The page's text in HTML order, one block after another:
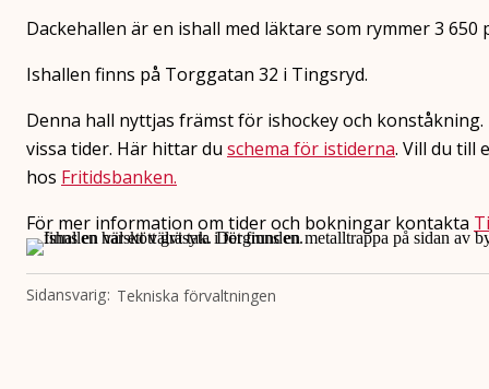
Dackehallen är en ishall med läktare som rymmer 3 650
Ishallen finns på Torggatan 32 i Tingsryd.
Denna hall nyttjas främst för ishockey och
vissa tider. Här hittar du schema för istiderna. Vill du till
hos Fritidsbanken.
För mer information om tider och bokningar kontakta
Tekniska förvaltningen
Sidansvarig